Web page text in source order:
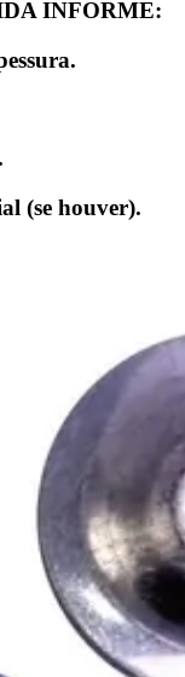
INFORME:
(se houver).